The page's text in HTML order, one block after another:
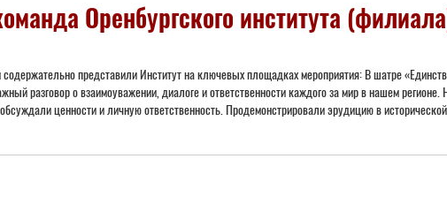
Оренбургского института
представили Институт на ключевых площадках мероприятия: В шатре
разговор о взаимоуважении, диалоге и ответственности каждого за мир в нашем
ценности и личную ответственность. Продемонстрировали эрудицию в